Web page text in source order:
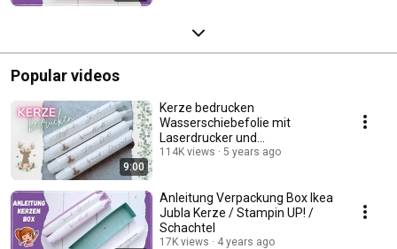
Popular videos
9:00
Kerze bedrucken
Wasserschiebefolie mit
Laserdrucker und
Tintenstrahldrucker
114K views 5 years ago
Anleitung Verpackung Box Ikea
Jubla Kerze / Stampin UP! /
Schachtel
17K views 4 years ago